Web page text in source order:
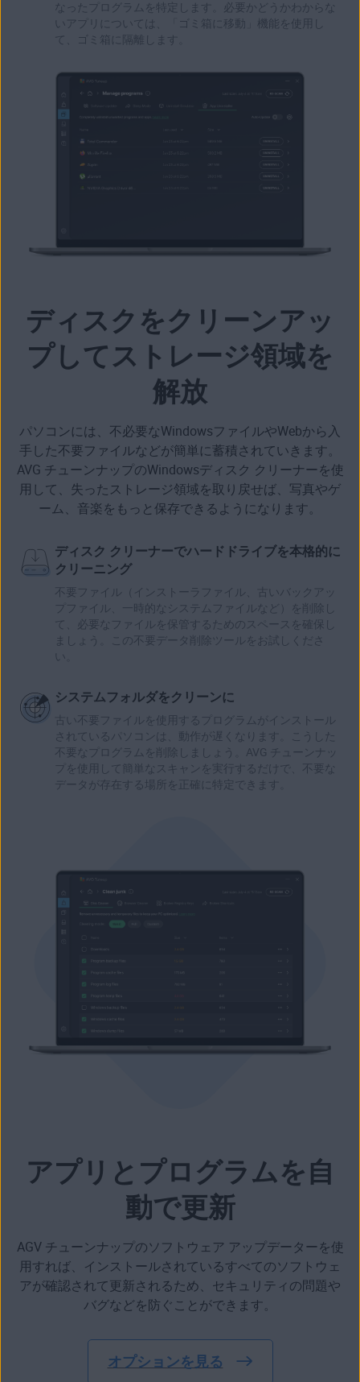
なったプログラムを特定します。必要かどうかわからな
いアプリについては、「ゴミ箱に移動」機能を使用し
て、ゴミ箱に隔離します。
ディスクをクリーンアッ
プしてストレージ領域を
解放
パソコンには、不必要なWindowsファイルやWebから入
手した不要ファイルなどが簡単に蓄積されていきます。
AVG チューンナップのWindowsディスク クリーナーを使
用して、 失ったストレージ領域を取り戻せば、写真やゲ
ーム、音楽をもっと保存できるようになります。
ディスク クリーナーでハードドライブを本格的に
クリーニング
不要ファイル（インストーラファイル、古いバックアッ
プファイル、一時的なシステムファイルなど）を削除し
て、必要なファイルを保管するためのスペースを確保し
ましょう。この不要データ削除ツールをお試しくださ
い。
システムフォルダをクリーンに
古い不要ファイルを使用するプログラムがインストール
されているパソコンは、動作が遅くなります。こうした
不要なプログラムを削除しましょう。AVG チューンナッ
プを使用して簡単なスキャンを実行するだけで、不要な
データが存在する場所を正確に特定できます。
アプリとプログラムを自
動で更新
AGV チューンナップのソフトウェア アップデーターを使
用すれば、インストールされているすべてのソフトウェ
アが確認されて更新されるため、セキュリティの問題や
バグなどを防ぐことができます。
オプションを見る